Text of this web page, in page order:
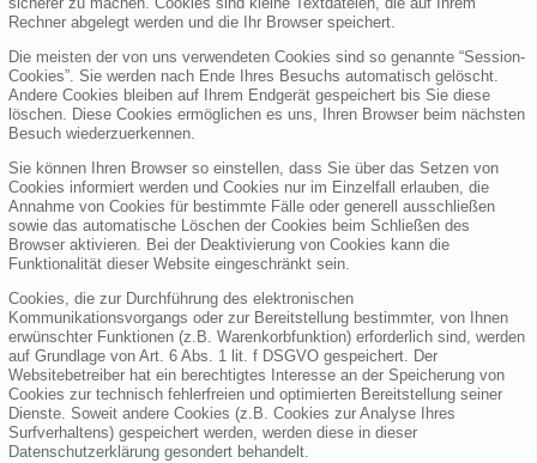
Rechner abgelegt werden und die Ihr Browser speichert.
Die meisten der von uns verwendeten Cookies sind so genannte “Session-
Cookies”. Sie werden nach Ende Ihres Besuchs automatisch gelöscht.
Andere Cookies bleiben auf Ihrem Endgerät gespeichert bis Sie diese
löschen. Diese Cookies ermöglichen es uns, Ihren Browser beim nächsten
Besuch wiederzuerkennen.
Sie können Ihren Browser so einstellen, dass Sie über das Setzen von
Cookies informiert werden und Cookies nur im Einzelfall erlauben, die
Annahme von Cookies für bestimmte Fälle oder generell ausschließen
sowie das automatische Löschen der Cookies beim Schließen des
Browser aktivieren. Bei der Deaktivierung von Cookies kann die
Funktionalität dieser Website eingeschränkt sein.
Cookies, die zur Durchführung des elektronischen
Kommunikationsvorgangs oder zur Bereitstellung bestimmter, von Ihnen
erwünschter Funktionen (z.B. Warenkorbfunktion) erforderlich sind, werden
auf Grundlage von Art. 6 Abs. 1 lit. f DSGVO gespeichert. Der
Websitebetreiber hat ein berechtigtes Interesse an der Speicherung von
Cookies zur technisch fehlerfreien und optimierten Bereitstellung seiner
Dienste. Soweit andere Cookies (z.B. Cookies zur Analyse Ihres
Surfverhaltens) gespeichert werden, werden diese in dieser
Datenschutzerklärung gesondert behandelt.